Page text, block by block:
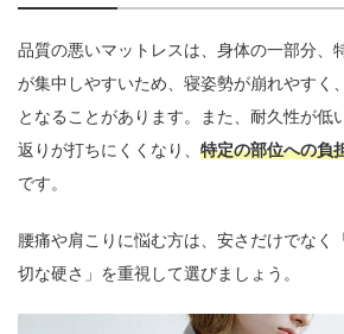
品質の悪いマットレスは、身体の一部分、
が集中しやすいため、寝姿勢が崩れやすく
となることがあります。また、耐久性が低
返りが打ちにくくなり、 特定の部位への負
です。
腰痛や肩こりに悩む方は、安さだけでなく
切な硬さ」を重視して選びましょう。